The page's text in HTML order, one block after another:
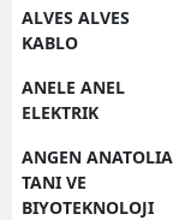
ALVES ALVES
KABLO
ANELE ANEL
ELEKTRIK
ANGEN ANATOLIA
TANI VE
BIYOTEKNOLOJI